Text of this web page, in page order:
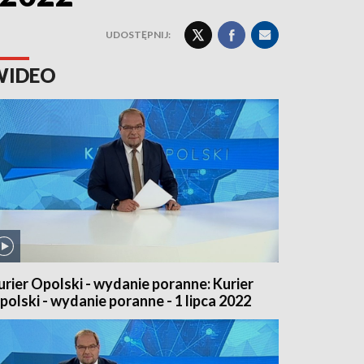
UDOSTĘPNIJ:
Opolski - wydanie poranne: Kurier
- wydanie poranne - 1 lipca 2022